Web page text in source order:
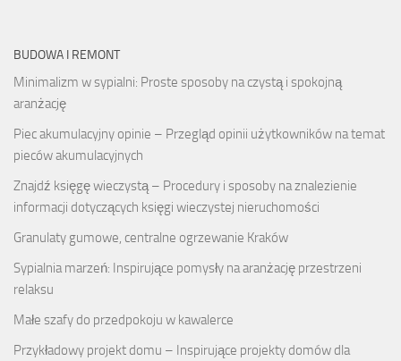
BUDOWA I REMONT
Minimalizm w sypialni: Proste sposoby na czystą i spokojną
aranżację
Piec akumulacyjny opinie – Przegląd opinii użytkowników na temat
pieców akumulacyjnych
Znajdź księgę wieczystą – Procedury i sposoby na znalezienie
informacji dotyczących księgi wieczystej nieruchomości
Granulaty gumowe, centralne ogrzewanie Kraków
Sypialnia marzeń: Inspirujące pomysły na aranżację przestrzeni
relaksu
Małe szafy do przedpokoju w kawalerce
Przykładowy projekt domu – Inspirujące projekty domów dla